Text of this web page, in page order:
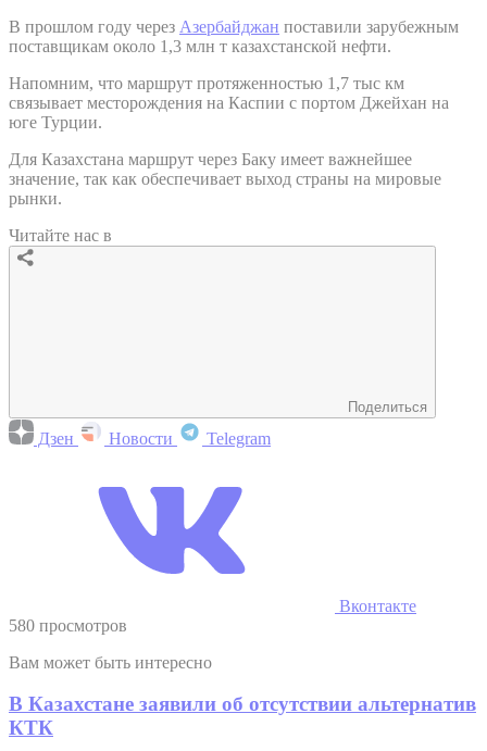
В прошлом году через Азербайджан поставили зарубежным
поставщикам около 1,3 млн т казахстанской нефти.
Напомним, что маршрут протяженностью 1,7 тыс км
связывает месторождения на Каспии с портом Джейхан на
юге Турции.
Для Казахстана маршрут через Баку имеет важнейшее
значение, так как обеспечивает выход страны на мировые
рынки.
Читайте нас в
Поделиться
Дзен Новости Telegram
Вконтакте
580 просмотров
Вам может быть интересно
В Казахстане заявили об отсутствии альтернатив
КТК